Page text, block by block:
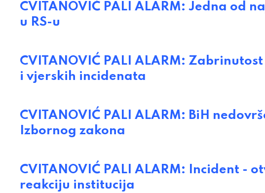
CVITANOVIĆ PALI ALARM: Jedna od
u RS-u
CVITANOVIĆ PALI ALARM:
i vjerskih incidenata
CVITANOVIĆ PALI ALARM: BiH
Izbornog zakona
CVITANOVIĆ PALI ALARM: Incident -
reakciju institucija